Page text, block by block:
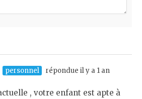
personnel répondue il y a 1 an
, votre enfant est apte à